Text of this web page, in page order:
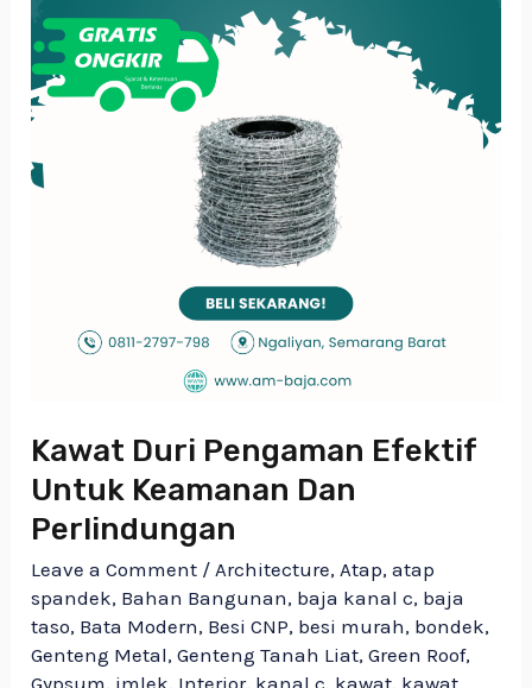
Kawat Duri Pengaman Efektif
Untuk Keamanan Dan
Perlindungan
Leave a Comment /Architecture,Atap,atap
spandek, Bahan Bangunan, baja kanal c, baja
taso, Bata Modern, Besi CNP, besi murah, bondek,
Genteng Metal,Genteng Tanah Liat,Green Roof,
Keamanan
Dan
Perlindungan